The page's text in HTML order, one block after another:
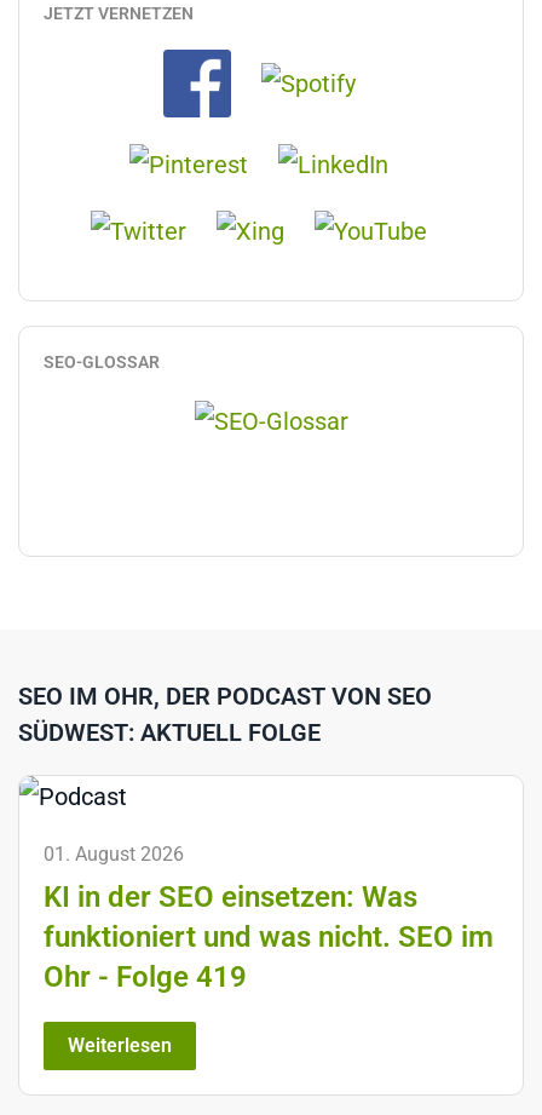
JETZT VERNETZEN
SEO-GLOSSAR
SEO IM OHR, DER PODCAST VON SEO
SÜDWEST: AKTUELL FOLGE
01. August 2026
KI in der SEO einsetzen: Was
funktioniert und was nicht. SEO im
Ohr - Folge 419
Weiterlesen